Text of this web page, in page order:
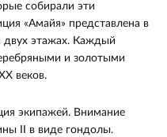
собирали эти
«Амайя» представлена в
двух этажах. Каждый
и золотыми
веков.
экипажей. Внимание
II в виде гондолы.